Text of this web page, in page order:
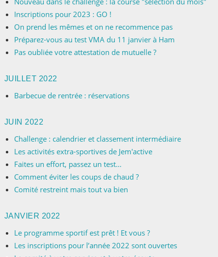
Inscriptions pour 2023 : GO !
On prend les mêmes et on ne recommence pas
Préparez-vous au test VMA du 11 janvier à Ham
Pas oubliée votre attestation de mutuelle ?
JUILLET 2022
Barbecue de rentrée : réservations
JUIN 2022
Challenge : calendrier et classement intermédiaire
Les activités extra-sportives de Jem'active
Faites un effort, passez un test…
Comment éviter les coups de chaud ?
Comité restreint mais tout va bien
JANVIER 2022
Le programme sportif est prêt ! Et vous ?
Les inscriptions pour l’année 2022 sont ouvertes